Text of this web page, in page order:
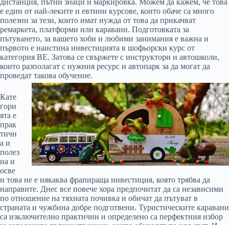
дистанция, пътни знаци и маркировка. Можем да кажем, че това
е един от най-леките и евтини курсове, които обаче са много
полезни за тези, които имат нужда от това да прикачват
ремаркета, платформи или каравани. Подготовката за
пътуването, за вашето хоби и любими занимания е важна и
първото е наистина инвестицията в шофьорски курс от
категория ВЕ. Затова се свържете с инструктори и автошколи,
които разполагат с нужния ресурс и автопарк за да могат да
проведат такова обучение.
Кате
гори
ята е
прак
тичн
а и
полез
на и
осве
н това не е някаква фрапираща инвестиция, която трябва да
направите. Днес все повече хора предпочитат да са независими
по отношение на тяхната почивка и обичат да пътуват в
страната и чужбина добре подготвени. Туристическите каравани
са изключително практични и определено са перфектния избор